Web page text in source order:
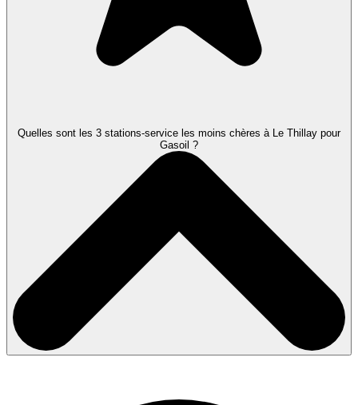
Quelles sont les 3 stations-service les moins chères à Le Thillay pour
Gasoil ?